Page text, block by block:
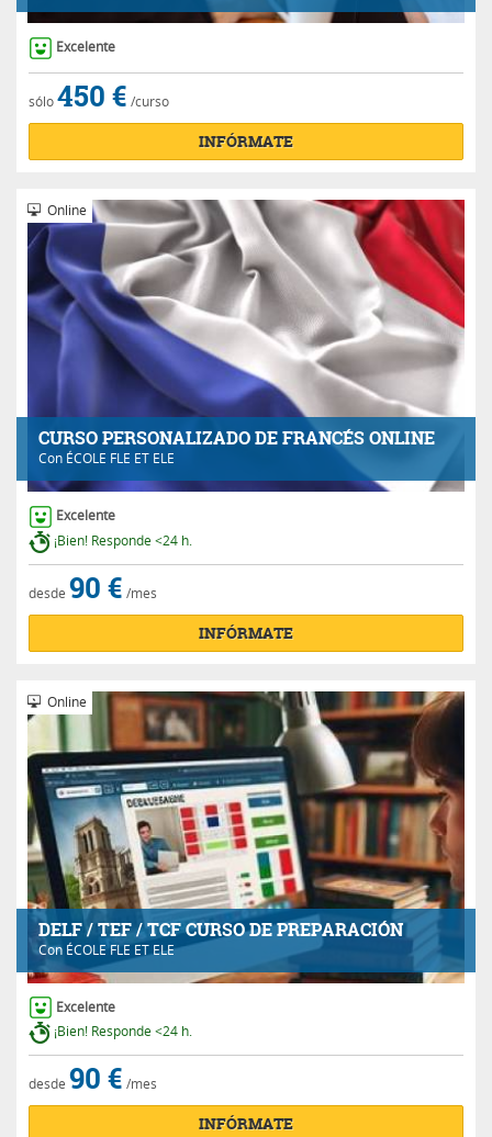
Excelente
sólo450 € /curso
INFÓRMATE
CURSO PERSONALIZADO DE FRANCÉS ONLINE
Con ÉCOLE FLE ET ELE
Online
Excelente
¡Bien! Responde <24 h.
desde 90 € /mes
INFÓRMATE
DELF / TEF / TCF CURSO DE PREPARACIÓN
Con ÉCOLE FLE ET ELE
Online
Excelente
¡Bien! Responde <24 h.
desde 90 € /mes
INFÓRMATE